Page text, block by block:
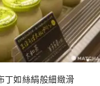
丁如絲絹般細緻滑